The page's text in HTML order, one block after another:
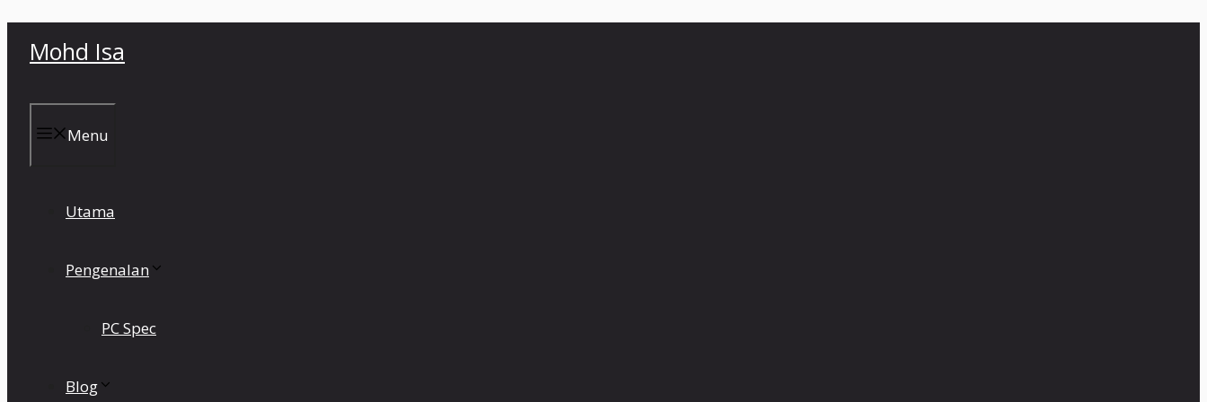
Mohd Isa
Menu
Utama
Pengenalan
PC Spec
Blog